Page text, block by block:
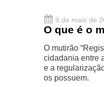
9 de maio de
O que é o
O mutirão
cidadania entre
e a
os possuem.